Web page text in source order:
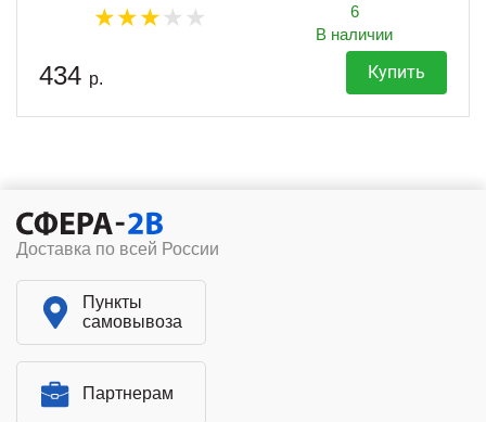
6
В наличии
434 р. Купить
Доставка по всей России
Пункты
самовывоза
Партнерам